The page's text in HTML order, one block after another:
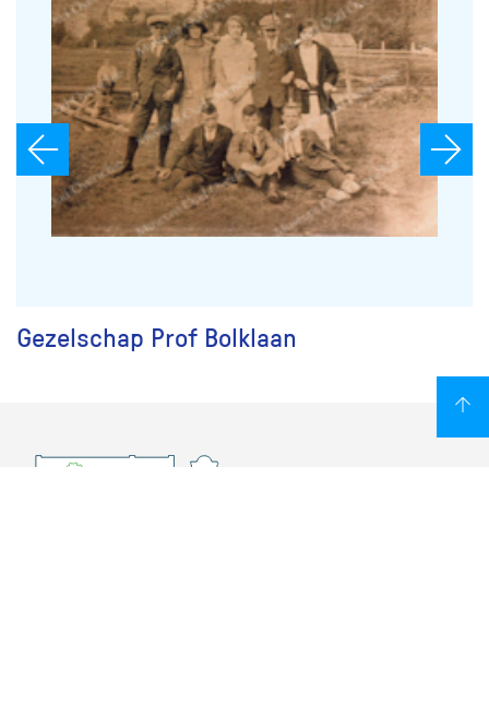
Gezelschap Prof Bolklaan